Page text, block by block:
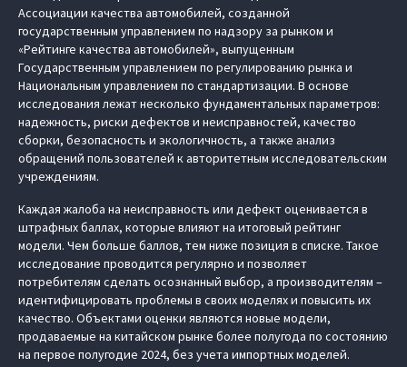
Ассоциации качества автомобилей, созданной
государственным управлением по надзору за рынком и
«Рейтинге качества автомобилей», выпущенным
Государственным управлением по регулированию рынка и
Национальным управлением по стандартизации. В основе
исследования лежат несколько фундаментальных параметров:
надежность, риски дефектов и неисправностей, качество
сборки, безопасность и экологичность, а также анализ
обращений пользователей к авторитетным исследовательским
учреждениям.
Каждая жалоба на неисправность или дефект оценивается в
штрафных баллах, которые влияют на итоговый рейтинг
модели. Чем больше баллов, тем ниже позиция в списке. Такое
исследование проводится регулярно и позволяет
потребителям сделать осознанный выбор, а производителям –
идентифицировать проблемы в своих моделях и повысить их
качество. Объектами оценки являются новые модели,
продаваемые на китайском рынке более полугода по состоянию
на первое полугодие 2024, без учета импортных моделей.